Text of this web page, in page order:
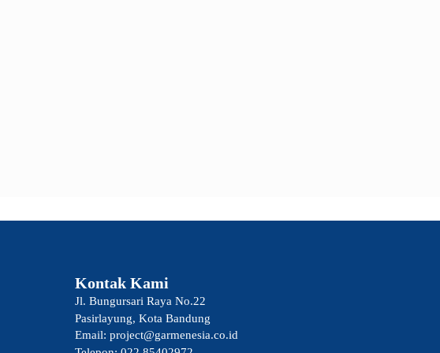
Kontak Kami
Jl. Bungursari Raya No.22
Pasirlayung, Kota Bandung
Email: project@garmenesia.co.id